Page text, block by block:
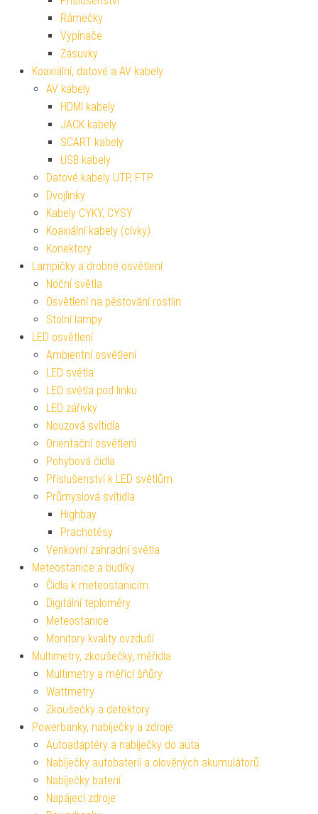
Rámečky
Vypínače
Zásuvky
Koaxiální, datové a AV kabely
AV kabely
HDMI kabely
JACK kabely
SCART kabely
USB kabely
Datové kabely UTP, FTP
Dvojlinky
Kabely CYKY, CYSY
Koaxiální kabely (cívky)
Konektory
Lampičky a drobné osvětlení
Noční světla
Osvětlení na pěstování rostlin
Stolní lampy
LED osvětlení
Ambientní osvětlení
LED světla
LED světla pod linku
LED zářivky
Nouzová svítidla
Orientační osvětlení
Pohybová čidla
Příslušenství k LED světlům
Průmyslová svítidla
Highbay
Prachotěsy
Venkovní zahradní světla
Meteostanice a budíky
Čidla k meteostanicím
Digitální teploměry
Meteostanice
Monitory kvality ovzduší
Multimetry, zkoušečky, měřidla
Multimetry a měřící šňůry
Wattmetry
Zkoušečky a detektory
Powerbanky, nabíječky a zdroje
Autoadaptéry a nabíječky do auta
Nabíječky autobaterií a olověných akumulátorů
Nabíječky baterií
Napájecí zdroje